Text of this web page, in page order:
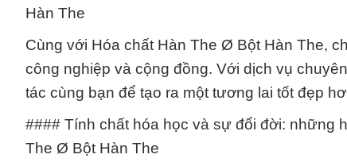
Hàn The
Cùng với Hóa chất Hàn The Ø Bột Hàn The,
công nghiệp và cộng đồng. Với dịch vụ
tác cùng bạn để tạo ra một tương lai tốt đẹp
#### Tính chất hóa học và sự đổi đời: những
The Ø Bột Hàn The